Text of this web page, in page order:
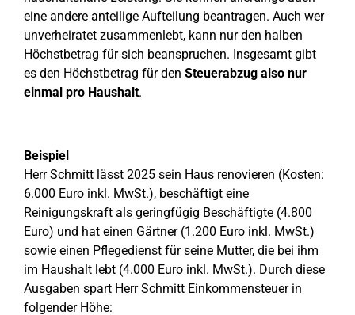
eine andere anteilige Aufteilung beantragen. Auch wer
unverheiratet zusammenlebt, kann nur den halben
Höchstbetrag für sich beanspruchen. Insgesamt gibt
es den Höchstbetrag für den Steuerabzug also nur
einmal pro Haushalt.
Beispiel
Herr Schmitt lässt 2025 sein Haus renovieren (Kosten:
6.000 Euro inkl. MwSt.), beschäftigt eine
Reinigungskraft als geringfügig Beschäftigte (4.800
Euro) und hat einen Gärtner (1.200 Euro inkl. MwSt.)
sowie einen Pflegedienst für seine Mutter, die bei ihm
im Haushalt lebt (4.000 Euro inkl. MwSt.). Durch diese
Ausgaben spart Herr Schmitt Einkommensteuer in
folgender Höhe: